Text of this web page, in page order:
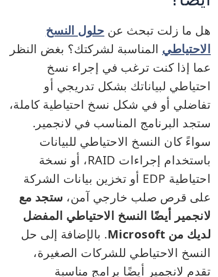
هل ما زلت تبحث عن حلول النسخ
الاحتياطي المناسبة لشركتك؟ بغض النظر
عما إذا كنت ترغب في إجراء نسخ
احتياطي لبياناتك بشكل تدريجي أو
تفاضلي أو في شكل نسخ احتياطية كاملة،
ستجد البرنامج المناسب في لانجمير.
سواءً كان النسخ الاحتياطي للبيانات
باستخدام إجراءات RAID، أو نسخة
احتياطية EDP أو تخزين بيانات الشركة
على قرص صلب خارجي آمن، ستجد مع
لانجمير أيضًا النسخ الاحتياطي المفضل
لديك من Microsoft
. بالإضافة إلى حل
النسخ الاحتياطي للشركات الصغيرة،
تقدم لانجمير أيضًا برامج مناسبة